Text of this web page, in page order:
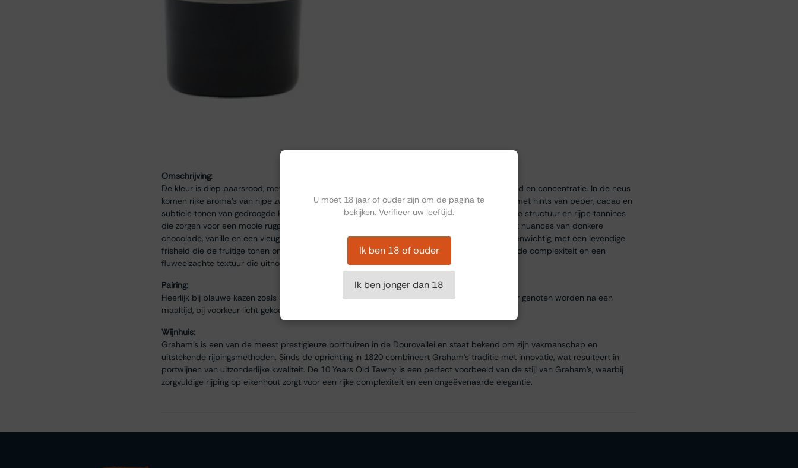
Omschrijving:
De kleur is diep paarsrood, met een bijna ondoorzichtige intensiteit die wijst op zijn jeugdigheid en concentratie. In de neus
komen rijke aroma’s van rijpe zwarte bessen, bramen en pruimen naar voren, gecombineerd met hints van peper, cacao en
subtiele tonen van gedroogde kruiden. In de mond is deze LBV krachtig en vol, met een stevige structuur en rijpe tannines
die zorgen voor een mooie ruggengraat. De smaken van rijp zwart fruit worden aangevuld met nuances van donkere
chocolade, vanille en een vleugje zoethout. Ondanks de intensiteit blijft de wijn elegant en evenwichtig, met een levendige
frisheid die de fruitige tonen ondersteunt. De afdronk is lang en gelaagd, met een aanhoudende complexiteit en een
fluweelzachte textuur die uitnodigt tot een volgende slok.
Pairing:
Heerlijk bij blauwe kazen zoals Stilton, pure chocolade desserts of notentaarten. Kan ook puur genoten worden na een
maaltijd, bij voorkeur licht gekoeld.
Wijnhuis:
Graham’s is een van de meest prestigieuze porthuizen in de Dourovallei en staat bekend om zijn vakmanschap en
uitstekende rijpingsmethoden. Sinds de oprichting in 1820 combineert Graham’s traditie met innovatie, wat resulteert in
portwijnen van uitzonderlijke kwaliteit. De 10 Years Old Tawny is een perfect voorbeeld van de stijl van Graham’s, waarbij
zorgvuldige rijping op eikenhout zorgt voor een rijke complexiteit en een ongeëvenaarde elegantie.
U moet 18 jaar of ouder zijn om de pagina te
bekijken. Verifieer uw leeftijd.
Ik ben 18 of ouder
Ik ben jonger dan 18